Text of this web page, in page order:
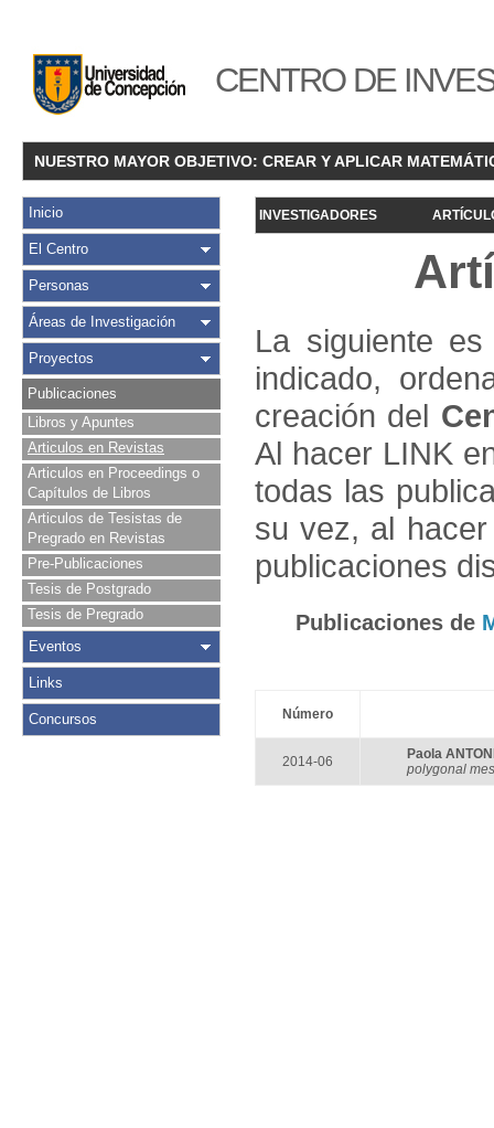
CENTRO DE
NUESTRO MAYOR OBJETIVO: CREAR Y APLICAR
Inicio
El Centro
Personas
Áreas de Investigación
Proyectos
Publicaciones
Libros y Apuntes
Articulos en Revistas
Articulos en Proceedings o
Capítulos de Libros
Articulos de Tesistas de
Pregrado en Revistas
Pre-Publicaciones
Tesis de Postgrado
Tesis de Pregrado
Eventos
Links
Concursos
INVESTIGADORES
La siguiente
indicado,
creación del
Al hacer LINK
todas las
su vez, al
publicaciones
Publicaciones de
Número
2014-06
Paola
polygonal